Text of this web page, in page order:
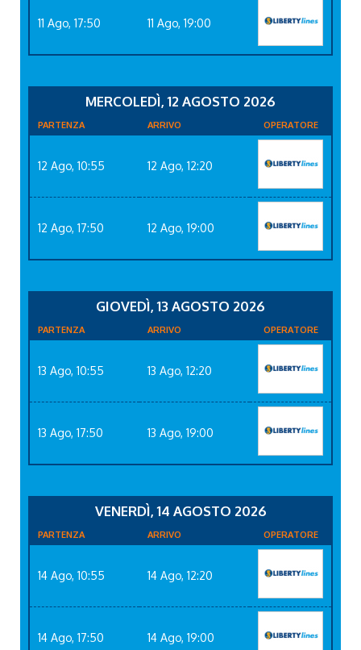
11 Ago, 17:50 11 Ago, 19:00
MERCOLEDÌ, 12 AGOSTO 2026
PARTENZA ARRIVO OPERATORE
12 Ago, 10:55 12 Ago, 12:20
12 Ago, 17:50 12 Ago, 19:00
GIOVEDÌ, 13 AGOSTO 2026
PARTENZA ARRIVO OPERATORE
13 Ago, 10:55 13 Ago, 12:20
13 Ago, 17:50 13 Ago, 19:00
VENERDÌ, 14 AGOSTO 2026
PARTENZA ARRIVO OPERATORE
14 Ago, 10:55 14 Ago, 12:20
14 Ago, 17:50 14 Ago, 19:00